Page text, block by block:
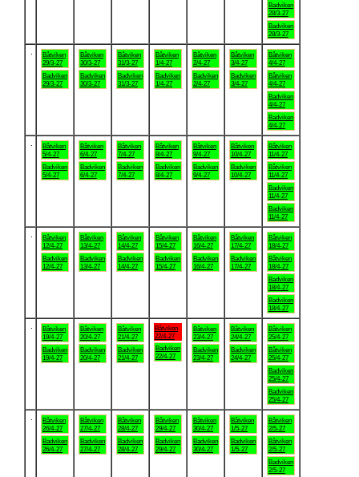
Badviken
28/3-27
Badviken
28/3-27
Båtviken
29/3-27
Badviken
29/3-27
Båtviken
30/3-27
Badviken
30/3-27
Båtviken
31/3-27
Badviken
31/3-27
Båtviken
1/4-27
Badviken
1/4-27
Båtviken
2/4-27
Badviken
2/4-27
Båtviken
3/4-27
Badviken
3/4-27
Båtviken
4/4-27
Båtviken
4/4-27
Badviken
4/4-27
Badviken
4/4-27
Båtviken
5/4-27
Badviken
5/4-27
Båtviken
6/4-27
Badviken
6/4-27
Båtviken
7/4-27
Badviken
7/4-27
Båtviken
8/4-27
Badviken
8/4-27
Båtviken
9/4-27
Badviken
9/4-27
Båtviken
10/4-27
Badviken
10/4-27
Båtviken
11/4-27
Båtviken
11/4-27
Badviken
11/4-27
Badviken
11/4-27
Båtviken
12/4-27
Badviken
12/4-27
Båtviken
13/4-27
Badviken
13/4-27
Båtviken
14/4-27
Badviken
14/4-27
Båtviken
15/4-27
Badviken
15/4-27
Båtviken
16/4-27
Badviken
16/4-27
Båtviken
17/4-27
Badviken
17/4-27
Båtviken
18/4-27
Båtviken
18/4-27
Badviken
18/4-27
Badviken
18/4-27
Båtviken
19/4-27
Badviken
19/4-27
Båtviken
20/4-27
Badviken
20/4-27
Båtviken
21/4-27
Badviken
21/4-27
Båtviken
22/4-27
Badviken
22/4-27
Båtviken
23/4-27
Badviken
23/4-27
Båtviken
24/4-27
Badviken
24/4-27
Båtviken
25/4-27
Båtviken
25/4-27
Badviken
25/4-27
Badviken
25/4-27
Båtviken
26/4-27
Badviken
26/4-27
Båtviken
27/4-27
Badviken
27/4-27
Båtviken
28/4-27
Badviken
28/4-27
Båtviken
29/4-27
Badviken
29/4-27
Båtviken
30/4-27
Badviken
30/4-27
Båtviken
1/5-27
Badviken
1/5-27
Båtviken
2/5-27
Båtviken
2/5-27
Badviken
2/5-27